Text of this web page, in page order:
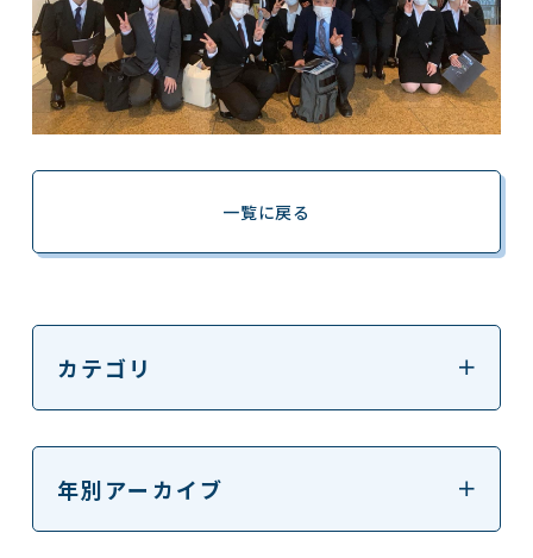
一覧に戻る
カテゴリ
年別アーカイブ